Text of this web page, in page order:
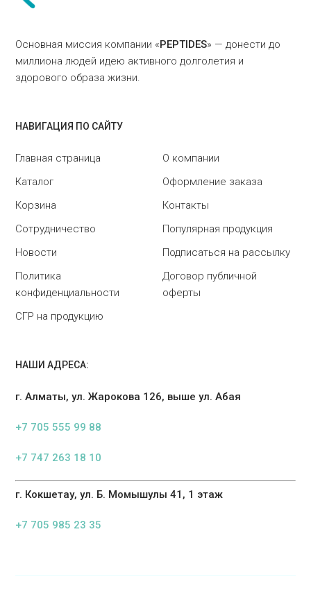
Основная миссия компании «PEPTIDES» — донести до
миллиона людей идею активного долголетия и
здорового образа жизни.
НАВИГАЦИЯ ПО САЙТУ
Главная страница
О компании
Каталог
Оформление заказа
Корзина
Контакты
Сотрудничество
Популярная продукция
Новости
Подписаться на рассылку
Политика
конфиденциальности
Договор публичной
оферты
СГР на продукцию
НАШИ АДРЕСА:
г. Алматы, ул. Жарокова 126, выше ул. Абая
+7 705 555 99 88
+7 747 263 18 10
г. Кокшетау, ул. Б. Момышулы 41, 1 этаж
+7 705 985 23 35